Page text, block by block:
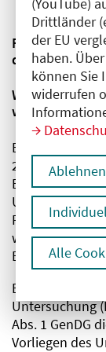
Drittländer
der EU
haben.
können Sie
widerrufen
Ablehnen
Alle
Fragen und
dem GenDG
Wann muss
werden und
Bereits seit
2010 regelt das
Beratung im
Untersuchung.
Fällen eine
werden soll
Beratung
Bei einer sog.
Untersuchung
Abs. 1 GenDG
Vorliegen des